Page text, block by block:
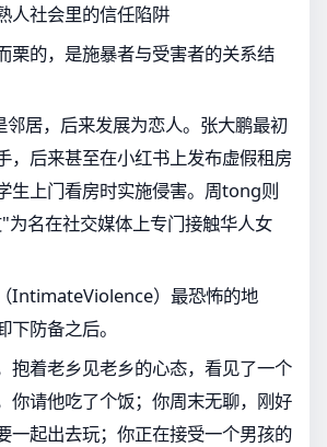
人社会里的信任陷阱
栗的，是施暴者与受害者的关系结
邻居，后来发展为恋人。张大鹏最初
，后来甚至在小红书上发布虚假租房
生上门看房时实施侵害。周tong则
为名在社交媒体上专门接触华人女
IntimateViolence）最恐怖的地
防备之后。
抱着老乡见老乡的心态，看见了一个
你请他吃了个饭；你周末无聊，刚好
一起出去玩；你正在接受一个男孩的